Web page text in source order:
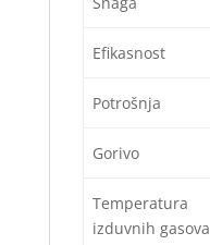
Efikasnost
Potrošnja
Gorivo
Temperatura
izduvnih gasova